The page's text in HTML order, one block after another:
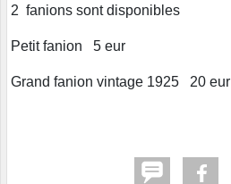
2 fanions sont disponibles
Petit fanion 5 eur
Grand fanion vintage 1925 20 eur